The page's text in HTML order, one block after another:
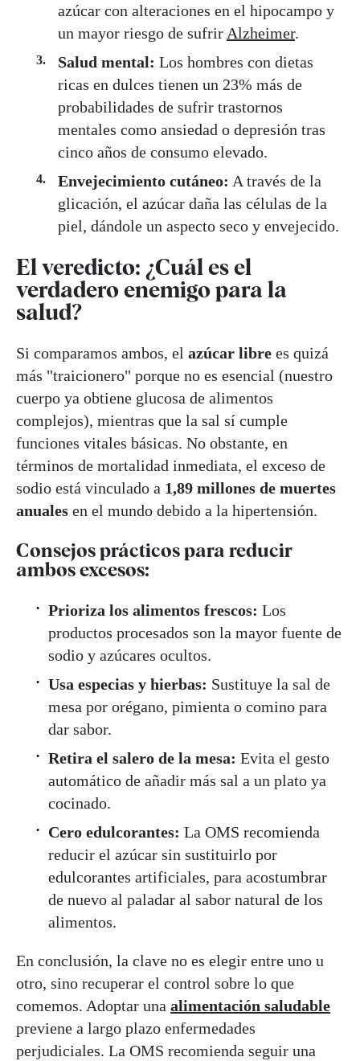
azúcar con alteraciones en el hipocampo y
un mayor riesgo de sufrir Alzheimer.
Salud mental: Los hombres con dietas
ricas en dulces tienen un 23% más de
probabilidades de sufrir trastornos
mentales como ansiedad o depresión tras
cinco años de consumo elevado.
Envejecimiento cutáneo: A través de la
glicación, el azúcar daña las células de la
piel, dándole un aspecto seco y envejecido.
El veredicto: ¿Cuál es el
verdadero enemigo para la
salud?
Si comparamos ambos, el azúcar libre es quizá
más "traicionero" porque no es esencial (nuestro
cuerpo ya obtiene glucosa de alimentos
complejos), mientras que la sal sí cumple
funciones vitales básicas. No obstante, en
términos de mortalidad inmediata, el exceso de
sodio está vinculado a 1,89 millones de muertes
anuales en el mundo debido a la hipertensión.
Consejos prácticos para reducir
ambos excesos:
Prioriza los alimentos frescos: Los
productos procesados son la mayor fuente de
sodio y azúcares ocultos.
Usa especias y hierbas: Sustituye la sal de
mesa por orégano, pimienta o comino para
dar sabor.
Retira el salero de la mesa: Evita el gesto
automático de añadir más sal a un plato ya
cocinado.
Cero edulcorantes: La OMS recomienda
reducir el azúcar sin sustituirlo por
edulcorantes artificiales, para acostumbrar
de nuevo al paladar al sabor natural de los
alimentos.
En conclusión, la clave no es elegir entre uno u
otro, sino recuperar el control sobre lo que
comemos. Adoptar una alimentación saludable
previene a largo plazo enfermedades
perjudiciales. La OMS recomienda seguir una